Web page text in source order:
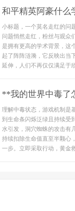
和平精英阿豪什么
小标题，一个莫名走红的问
问题悄然走红，粉丝与观众
是拥有更高的学术背景，这
起了阵阵涟漪，它反映出当
延伸，人们不再仅仅满足于
**我的世界中毒了
理解中毒状态，游戏机制是
到生命条闪烁泛绿且持续受
水引发，洞穴蜘蛛的攻击有
持续扣除生命值直至半颗心
一步。立即采取行动，黄金